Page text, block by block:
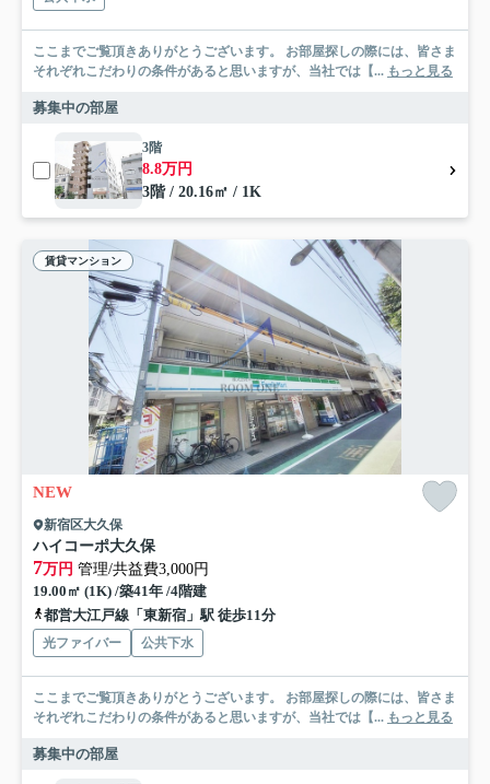
ここまでご覧頂きありがとうございます。 お部屋探しの際には、皆さま
それぞれこだわりの条件があると思いますが、当社では【... もっと見る
募集中の部屋
3階
8.8万円
3階 / 20.16㎡ / 1K
賃貸マンション
NEW
新宿区大久保
ハイコーポ大久保
7万円 管理/共益費3,000円
19.00㎡ (1K) /築41年 /4階建
都営大江戸線「東新宿」駅 徒歩11分
光ファイバー 公共下水
ここまでご覧頂きありがとうございます。 お部屋探しの際には、皆さま
それぞれこだわりの条件があると思いますが、当社では【... もっと見る
募集中の部屋